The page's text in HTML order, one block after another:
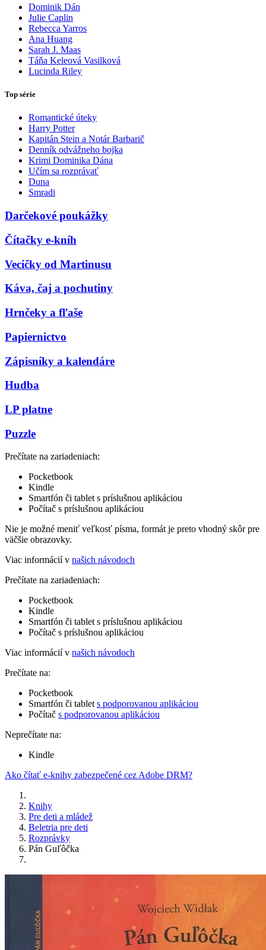
Dominik Dán
Julie Caplin
Rebecca Yarros
Ana Huang
Sarah J. Maas
Táňa Keleová Vasilková
Lucinda Riley
Top série
Romantické úteky
Harry Potter
Kapitán Stein a Notár Barbarič
Denník odvážneho bojka
Krimi Dominika Dána
Učím sa rozprávať
Duna
Smradi
Darčekové poukážky
Čítačky e-kníh
Vecičky od Martinusu
Káva, čaj a pochutiny
Hrnčeky a fľaše
Papiernictvo
Zápisníky a kalendáre
Hudba
LP platne
Puzzle
Prečítate na zariadeniach:
Pocketbook
Kindle
Smartfón či tablet s príslušnou aplikáciou
Počítač s príslušnou aplikáciou
Nie je možné meniť veľkosť písma, formát je preto vhodný skôr pre
väčšie obrazovky.
Viac informácií v našich návodoch
Prečítate na zariadeniach:
Pocketbook
Kindle
Smartfón či tablet s príslušnou aplikáciou
Počítač s príslušnou aplikáciou
Viac informácií v našich návodoch
Prečítate na:
Pocketbook
Smartfón či tablet s podporovanou aplikáciou
Počítač s podporovanou aplikáciou
Neprečítate na:
Kindle
Ako čítať e-knihy zabezpečené cez Adobe DRM?
Knihy
Pre deti a mládež
Beletria pre deti
Rozprávky
Pán Guľôčka